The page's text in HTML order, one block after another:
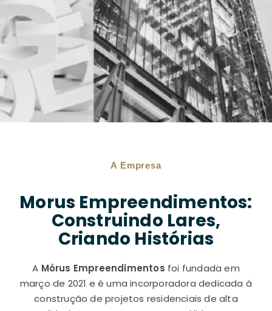
A Empresa
Morus Empreendimentos:
Construindo Lares,
Criando Histórias
A Mórus Empreendimentos foi fundada em
março de 2021 e é uma incorporadora dedicada à
construção de projetos residenciais de alta